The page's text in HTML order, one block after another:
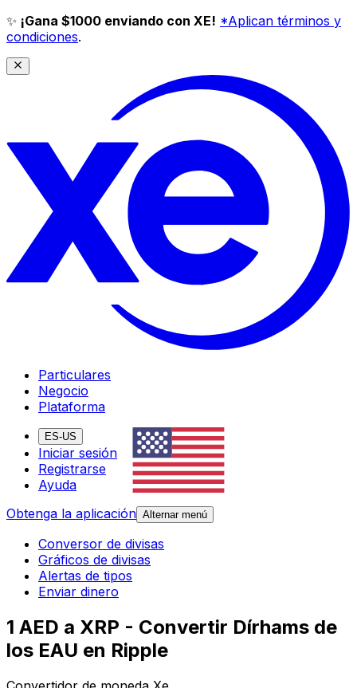
✨ ¡Gana $1000 enviando con XE! *Aplican términos y
condiciones.
Particulares
Negocio
Plataforma
ES-US
Iniciar sesión
Registrarse
Ayuda
Obtenga la aplicación Alternar menú
Conversor de divisas
Gráficos de divisas
Alertas de tipos
Enviar dinero
1 AED a XRP - Convertir Dírhams de
los EAU en Ripple